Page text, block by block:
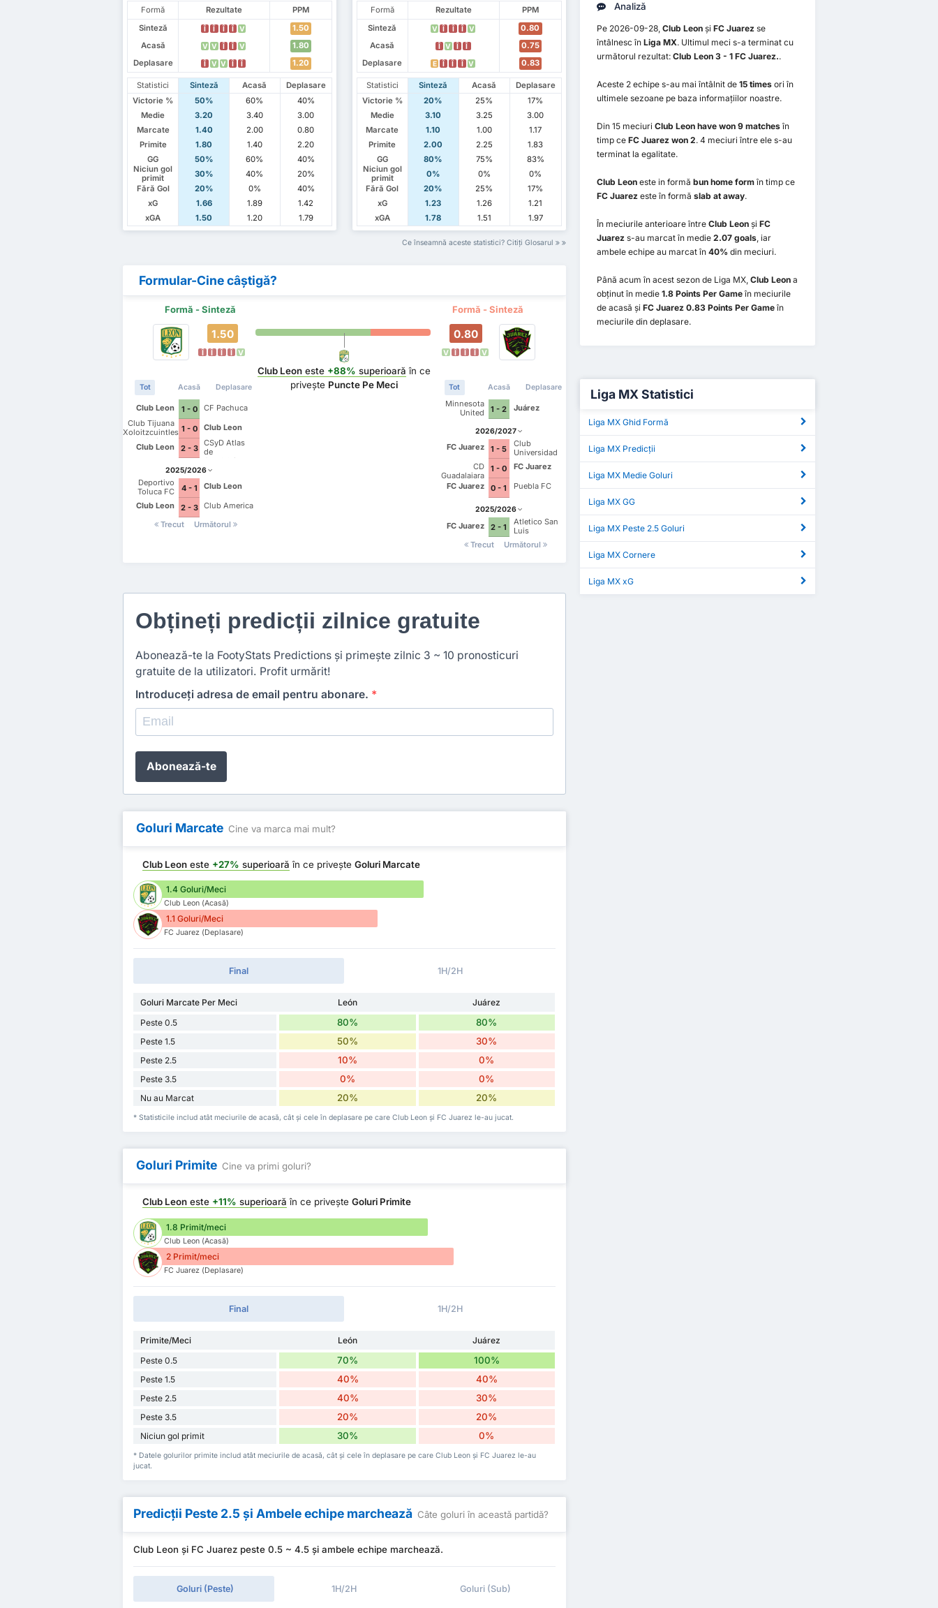
Formă Rezultate
PPM
Sinteză
Î Î Î Î V
1.50
Acasă
V V Î Î V
1.80
Deplasare
Î V V Î Î 1.20
Statistici Sinteză Acasă
Deplasare
Victorie %
50% 60%
40%
Medie
3.20 3.40
3.00
Marcate
1.40 2.00
0.80
Primite
1.80 1.40
2.20
GG
50% 60%
40%
Niciun gol
primit
30% 40%
20%
Fără Gol
20% 0%
40%
xG
1.66 1.89
1.42
xGA
1.50 1.20 1.79
Formă Rezultate
PPM
Sinteză
V Î Î Î V
0.80
Acasă
Î V Î Î
0.75
Deplasare
E Î Î Î V 0.83
Statistici Sinteză Acasă
Deplasare
Victorie %
20% 25%
17%
Medie
3.10 3.25
3.00
Marcate
1.10 1.00
1.17
Primite
2.00 2.25
1.83
GG
80% 75%
83%
Niciun gol
primit
0% 0%
0%
Fără Gol
20% 25%
17%
xG
1.23 1.26
1.21
xGA
1.78 1.51 1.97
Ce înseamnă aceste statistici? Citiți Glosarul
Formular-Cine câștigă?
Formă - Sinteză Formă - Sinteză
1.50
Î Î Î Î V
Tot Acasă Deplasare
Club Leon 1 - 0
CF Pachuca
Club Tijuana
Xoloitzcuintles
de Caliente
1 - 0
Club Leon
Club Leon
2 - 3
CSyD Atlas
de
Guadalajara
2025/2026
Deportivo
Toluca FC
4 - 1
Club Leon
Club Leon
2 - 3
Club America
Trecut
Următorul
Club Leoneste +88% superioară în ce
privește Puncte Pe Meci
0.80
V Î Î Î V
Tot Acasă Deplasare
Minnesota
United
1 - 2 Juárez
2026/2027
FC Juarez 1 - 5
Club
Universidad
Nacional
CD
Guadalajara
1 - 0
FC Juarez
FC Juarez
0 - 1 Puebla FC
2025/2026
FC Juarez 2 - 1
Atletico San
Luis
Trecut
Următorul
Obțineți predicții zilnice gratuite
Abonează-te la FootyStats Predictions și primește zilnic 3 ~ 10 pronosticuri
gratuite de la utilizatori. Profit urmărit!
Introduceți adresa de email pentru abonare. *
Abonează-te
Goluri Marcate Cine va marca mai mult?
Club Leon este +27% superioară în ce priveșteGoluri Marcate
1.4 Goluri/Meci
Club Leon (Acasă)
1.1 Goluri/Meci
FC Juarez (Deplasare)
Final 1H/2H
Goluri Marcate Per Meci León
Juárez
Peste 0.5
80% 80%
Peste 1.5 50% 30%
Peste 2.5 10% 0%
Peste 3.5 0% 0%
Nu au Marcat 20% 20%
* Statisticile includ atât meciurile de acasă, cât și cele în deplasare pe care Club Leon și FC Juarez le-au jucat.
Goluri Primite Cine va primi goluri?
Club Leon este +11% superioară în ce priveșteGoluri Primite
1.8 Primit/meci
Club Leon (Acasă)
2 Primit/meci
FC Juarez (Deplasare)
Final 1H/2H
Primite/Meci León
Juárez
Peste 0.5
70% 100%
Peste 1.5 40% 40%
Peste 2.5 40% 30%
Peste 3.5 20% 20%
Niciun gol primit 30% 0%
* Datele golurilor primite includ atât meciurile de acasă, cât și cele în deplasare pe care Club Leon și FC Juarez le-au
jucat.
Predicții Peste 2.5 și Ambele echipe marchează Câte goluri în această partidă?
Club Leon și FC Juarez peste 0.5 ~ 4.5 și ambele echipe marchează.
Goluri (Peste) 1H/2H Goluri (Sub)
Analiză
Pe 2026-09-28, Club Leonși FC Juarezse
întâlnesc în Liga MX. Ultimul meci s-a terminat cu
următorul rezultat: Club Leon 3 - 1 FC Juarez..
Aceste 2 echipe s-au mai întâlnit de 15 timesori în
ultimele sezoane pe baza informațiilor noastre.
Din 15 meciuri Club Leon have won 9 matchesîn
timp ce FC Juarez won 2. 4 meciuri între ele s-au
terminat la egalitate.
Club Leoneste in formă bun home formîn timp ce
FC Juarezeste în formă slab at away.
În meciurile anterioare între Club Leonși FC
Juarezs-au marcat în medie 2.07 goals, iar
ambele echipe au marcat în 40% din meciuri.
Până acum în acest sezon de Liga MX, Club Leona
obținut în medie 1.8 Points Per Gameîn meciurile
de acasă și FC Juarez 0.83 Points Per Gameîn
meciurile din deplasare.
Liga MX Statistici
Liga MX Ghid Formă
Liga MX Predicții
Liga MX Medie Goluri
Liga MX GG
Liga MX Peste 2.5 Goluri
Liga MX Cornere
Liga MX xG